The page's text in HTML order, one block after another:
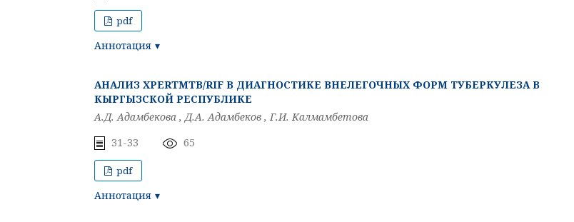
pdf
Аннотация
АНАЛИЗ XPERTMTB/RIF В ДИАГНОСТИКЕ ВНЕЛЕГОЧНЫХ ФОРМ ТУБЕРКУЛЕЗА В
КЫРГЫЗСКОЙ РЕСПУБЛИКЕ
А.Д. Адамбекова , Д.А. Адамбеков , Г.И. Kалмамбетова
31-33 65
pdf
Аннотация